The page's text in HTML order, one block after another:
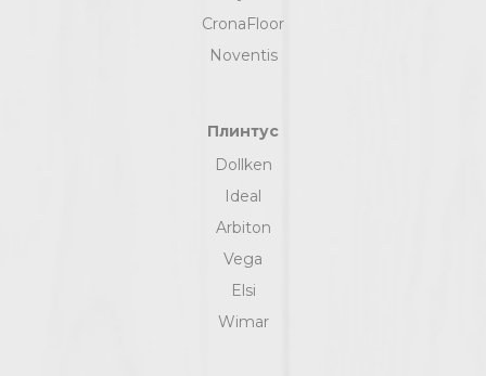
CronaFloor
Noventis
Плинтус
Dollken
Ideal
Arbiton
Vega
Elsi
Wimar